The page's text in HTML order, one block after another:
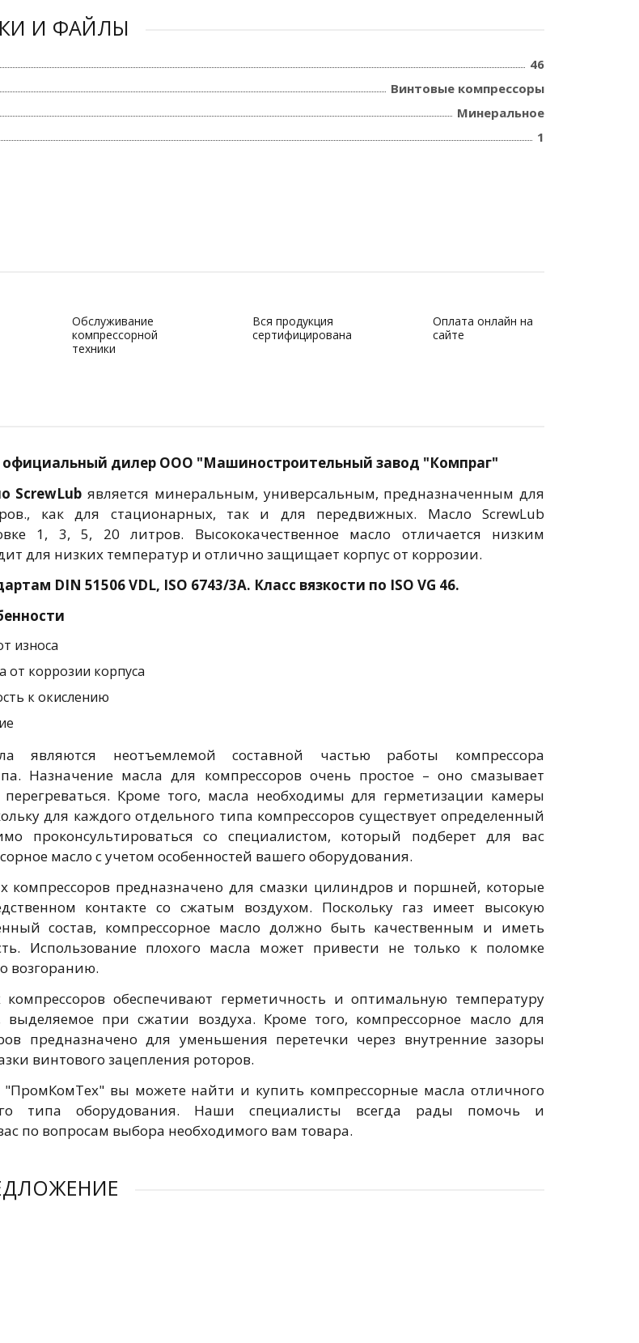
И ФАЙЛЫ
46
Винтовые компрессоры
Минеральное
1
Обслуживание
компрессорной
техники
Вся продукция
сертифицирована
Оплата онлайн на
сайте
дилер ООО "Машиностроительный завод "Компраг"
ScrewLub является минеральным, универсальным, предназначенным для
как для стационарных, так и для передвижных. Масло ScrewLub
1, 3, 5, 20 литров. Высококачественное масло отличается низким
для низких температур и отлично защищает корпус от коррозии.
DIN 51506 VDL, ISO 6743/3A. Класс вязкости по ISO VG 46.
износа
от коррозии корпуса
к окислению
являются неотъемлемой составной частью работы компрессора
Назначение масла для компрессоров очень простое – оно смазывает
Кроме того, масла необходимы для герметизации камеры
для каждого отдельного типа компрессоров существует определенный
проконсультироваться со специалистом, который подберет для вас
масло с учетом особенностей вашего оборудования.
компрессоров предназначено для смазки цилиндров и поршней, которые
контакте со сжатым воздухом. Поскольку газ имеет высокую
состав, компрессорное масло должно быть качественным и иметь
Использование плохого масла может привести не только к поломке
возгоранию.
обеспечивают герметичность и оптимальную температуру
выделяемое при сжатии воздуха. Кроме того, компрессорное масло для
предназначено для уменьшения перетечки через внутренние зазоры
винтового зацепления роторов.
"ПромКомТех" вы можете найти и купить компрессорные масла отличного
типа оборудования. Наши специалисты всегда рады помочь и
по вопросам выбора необходимого вам товара.